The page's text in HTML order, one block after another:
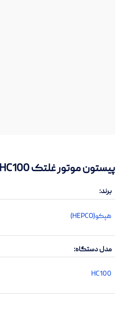
پیستون موتور غلتک HC100 هپکو
برند
هپکو(HEPCO)
مدل دستگاه
HC100